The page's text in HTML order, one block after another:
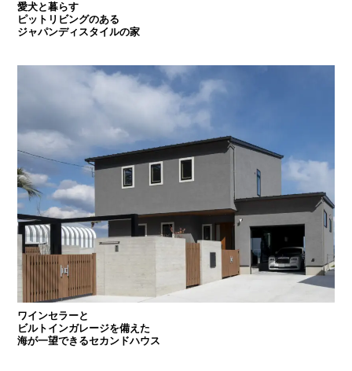
愛犬と暮らす
ピットリビングのある
ジャパンディスタイルの家
ワインセラーと
ビルトインガレージを備えた
海が一望できるセカンドハウス